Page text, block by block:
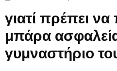
γιατί πρέπει
μπάρα
γυμναστήριο